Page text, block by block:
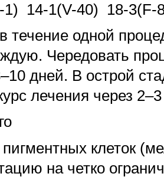
14-1(V-40) 18-3(F-
течение одной
Чередовать
дней. В острой
лечения через
пигментных клеток
на четко